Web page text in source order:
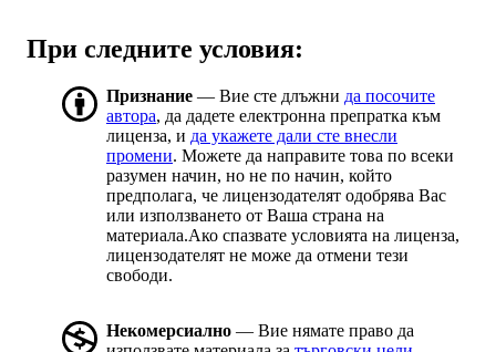
При следните условия:
Признание — Вие сте длъжни да посочите
автора, да дадете електронна препратка към
лиценза, и да укажете дали сте внесли
промени. Можете да направите това по всеки
разумен начин, но не по начин, който
предполага, че лицензодателят одобрява Вас
или използването от Ваша страна на
материала.Ако спазвате условията на лиценза,
лицензодателят не може да отмени тези
свободи.
Некомерсиално — Вие нямате право да